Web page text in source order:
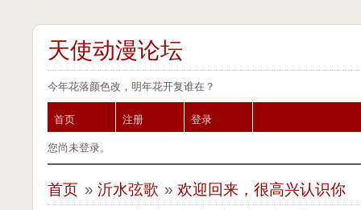
天使动漫论坛
今年花落颜色改，明年花开复谁在？
首页 注册
登录
您尚未登录。
首页 » 沂水弦歌 »欢迎回来，很高兴认识你